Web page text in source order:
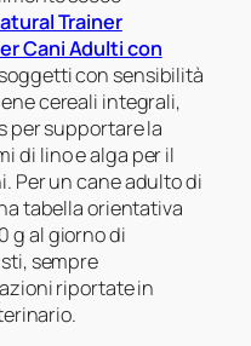
Trainer
Cani Adulti con
con sensibilità
cereali integrali,
per supportare la
di lino e alga per il
Per un cane adulto di
tabella orientativa
g al giorno di
sempre
riportate in